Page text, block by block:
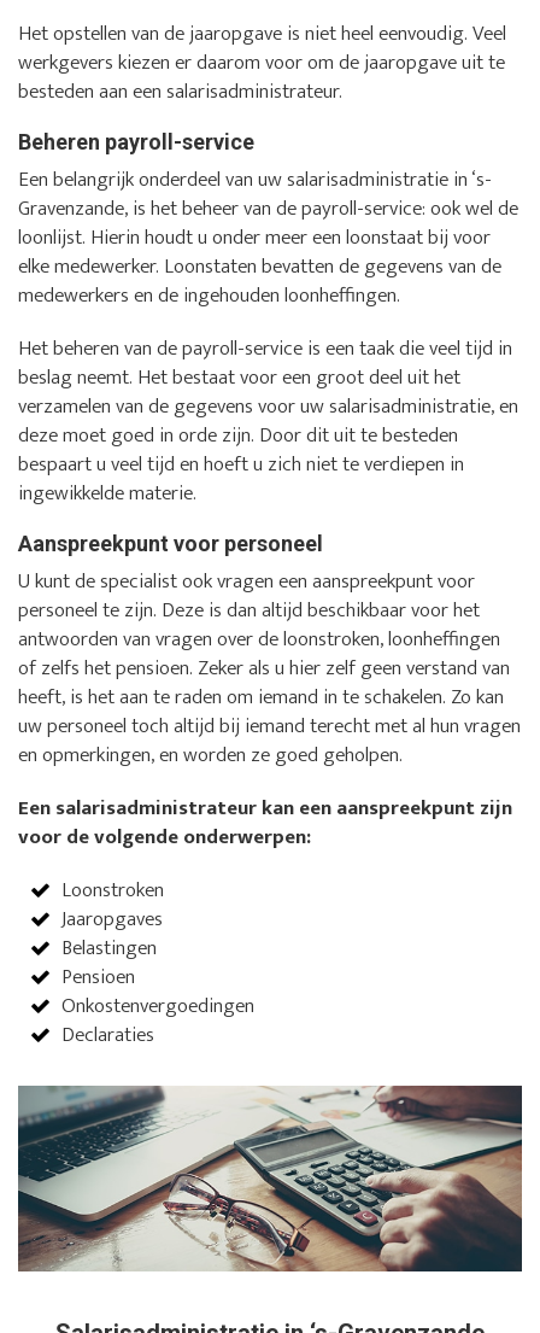
Het opstellen van de jaaropgave is niet heel eenvoudig. Veel
werkgevers kiezen er daarom voor om de jaaropgave uit te
besteden aan een salarisadministrateur.
Beheren payroll-service
Een belangrijk onderdeel van uw salarisadministratie in ‘s-
Gravenzande, is het beheer van de payroll-service: ook wel de
loonlijst. Hierin houdt u onder meer een loonstaat bij voor
elke medewerker. Loonstaten bevatten de gegevens van de
medewerkers en de ingehouden loonheffingen.
Het beheren van de payroll-service is een taak die veel tijd in
beslag neemt. Het bestaat voor een groot deel uit het
verzamelen van de gegevens voor uw salarisadministratie, en
deze moet goed in orde zijn. Door dit uit te besteden
bespaart u veel tijd en hoeft u zich niet te verdiepen in
ingewikkelde materie.
Aanspreekpunt voor personeel
U kunt de specialist ook vragen een aanspreekpunt voor
personeel te zijn. Deze is dan altijd beschikbaar voor het
antwoorden van vragen over de loonstroken, loonheffingen
of zelfs het pensioen. Zeker als u hier zelf geen verstand van
heeft, is het aan te raden om iemand in te schakelen. Zo kan
uw personeel toch altijd bij iemand terecht met al hun vragen
en opmerkingen, en worden ze goed geholpen.
Een salarisadministrateur kan een aanspreekpunt zijn
voor de volgende onderwerpen:
Loonstroken
Jaaropgaves
Belastingen
Pensioen
Onkostenvergoedingen
Declaraties